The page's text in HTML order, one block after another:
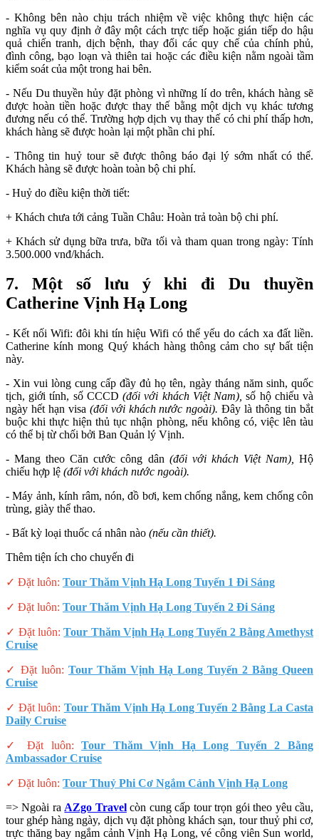
- Không bên nào chịu trách nhiệm về việc không thực hiện các
nghĩa vụ quy định ở đây một cách trực tiếp hoặc gián tiếp do hậu
quả chiến tranh, dịch bệnh, thay đổi các quy chế của chính phủ,
đình công, bạo loạn và thiên tai hoặc các điều kiện nằm ngoài tầm
kiểm soát của một trong hai bên.
- Nếu Du thuyền hủy đặt phòng vì những lí do trên, khách hàng sẽ
được hoàn tiền hoặc được thay thế bằng một dịch vụ khác tương
đương nếu có thể. Trường hợp dịch vụ thay thế có chi phí thấp hơn,
khách hàng sẽ được hoàn lại một phần chi phí.
- Thông tin huỷ tour sẽ được thông báo đại lý sớm nhất có thể.
Khách hàng sẽ được hoàn toàn bộ chi phí.
- Huỷ do điều kiện thời tiết:
+ Khách chưa tới cảng Tuần Châu: Hoàn trả toàn bộ chi phí.
+ Khách sử dụng bữa trưa, bữa tối và tham quan trong ngày: Tính
3.500.000 vnđ/khách.
7. Một số lưu ý khi đi Du thuyền
Catherine Vịnh Hạ Long
- Kết nối Wifi: đôi khi tín hiệu Wifi có thể yếu do cách xa đất liền.
Catherine kính mong Quý khách hàng thông cảm cho sự bất tiện
này.
- Xin vui lòng cung cấp đầy đủ họ tên, ngày tháng năm sinh, quốc
tịch, giới tính, số CCCD(đối với khách Việt Nam), số hộ chiếu và
ngày hết hạn visa (đối với khách nước ngoài). Đây là thông tin bắt
buộc khi thực hiện thủ tục nhận phòng, nếu không có, việc lên tàu
có thể bị từ chối bởi Ban Quản lý Vịnh.
- Mang theo Căn cước công dân (đối với khách Việt Nam),
Hộ
chiếu hợp lệ (đối với khách nước ngoài).
- Máy ảnh, kính râm, nón, đồ bơi, kem chống nắng, kem chống côn
trùng, giày thể thao.
- Bất kỳ loại thuốc cá nhân nào (nếu cần thiết).
Thêm tiện ích cho chuyến đi
✓ Đặt luôn: Tour Thăm Vịnh Hạ Long Tuyến 1 Đi Sáng
✓ Đặt luôn: Tour Thăm Vịnh Hạ Long Tuyến 2 Đi Sáng
✓ Đặt luôn: Tour Thăm Vịnh Hạ Long Tuyến 2 Bằng Amethyst
Cruise
✓ Đặt luôn: Tour Thăm Vịnh Hạ Long Tuyến 2 Bằng Queen
Cruise
✓ Đặt luôn: Tour Thăm Vịnh Hạ Long Tuyến 2 Bằng La Casta
Daily Cruise
✓ Đặt luôn:
Tour Thăm Vịnh Hạ Long Tuyến 2 Bằng
Ambassador Cruise
✓ Đặt luôn: Tour Thuỷ Phi Cơ Ngắm Cảnh Vịnh Hạ Long
=> Ngoài ra AZgo Travelcòn cung cấp tour trọn gói theo yêu cầu,
tour ghép hàng ngày, dịch vụ đặt phòng khách sạn, tour thuỷ phi cơ,
trực thăng bay ngắm cảnh Vịnh Hạ Long, vé công viên Sun world,